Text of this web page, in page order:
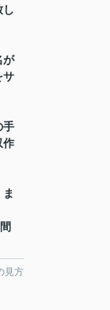
し
が
サ
手
作
見方